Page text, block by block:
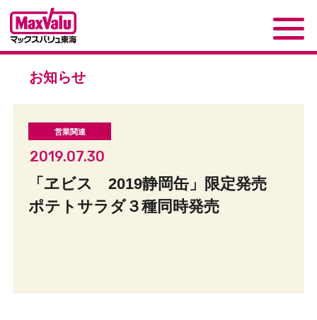
お知らせ
2019.07.30
「ヱビス 2019静岡缶」限定発売
ポテトサラダ３種同時発売